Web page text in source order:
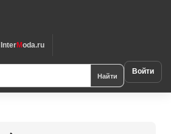
InterModa.ru
Найти Войти